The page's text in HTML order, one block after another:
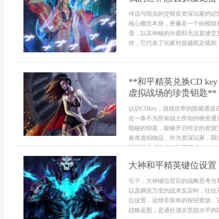
传说与现实的交错在资深玩家的
核心概念本身，更像是一个由模
蛋，以其神秘的外观和无法直接
传，它代表了玩家对超越既定规
**和平精英兑换CD
虚拟战场的珍贵钥匙**
认识CDkey，游戏世界的隐藏通
在一条不为所有战士所知的物资
隐秘的钥匙，能够开启特定的资
各类虚拟物品，作为资深玩家，
同样是构成游戏体验不可或...
大神和平精英键位设
引子，大神键位背后的战略思考
以及瞬息万变的战术反应时，往
位设置，这绝非简单的按钮摆放
战略蓝图，是通往顶尖竞技水平的